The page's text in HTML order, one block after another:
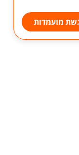
מועמדות